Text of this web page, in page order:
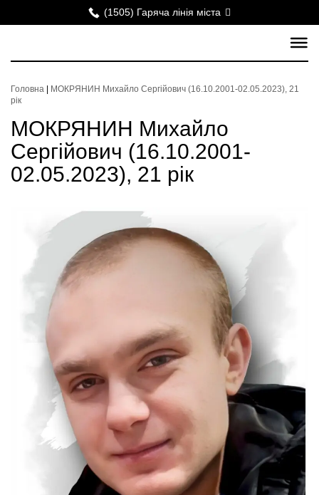
(1505) Гаряча лінія міста
Головна
МОКРЯНИН Михайло Сергійович (16.10.2001-02.05.2023), 21
рік
МОКРЯНИН Михайло
Сергійович (16.10.2001-
02.05.2023), 21 рік